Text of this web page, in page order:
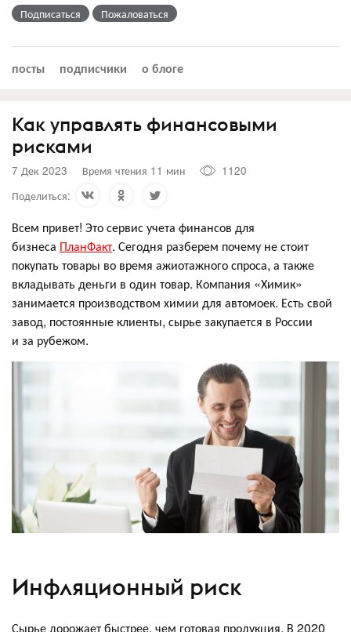
Подписаться Пожаловаться
посты подписчики о блоге
Как управлять финансовыми
рисками
7 Дек 2023 Время чтения 11 мин
1120
Поделиться:
Всем привет! Это сервис учета финансов для
бизнеса ПланФакт. Сегодня разберем почему не стоит
покупать товары во время ажиотажного спроса, а также
вкладывать деньги в один товар. Компания «Химик»
занимается производством химии для автомоек. Есть свой
завод, постоянные клиенты, сырье закупается в России
и за рубежом.
Инфляционный риск
Сырье дорожает быстрее, чем готовая продукция. В 2020